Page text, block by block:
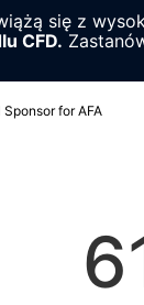
się z
CFD.
Sponsor for AFA